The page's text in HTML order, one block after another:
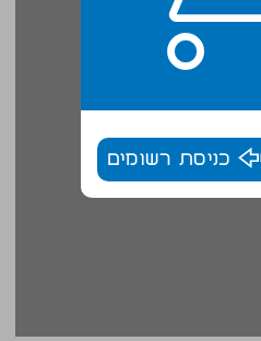
כניסת רשומים